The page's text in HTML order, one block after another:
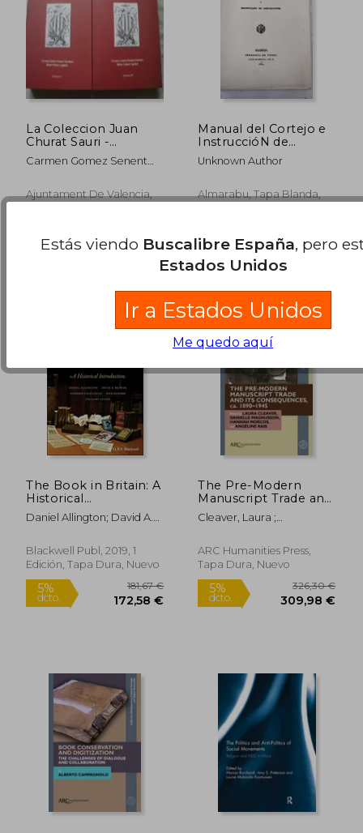
114,00 €
La Coleccion Juan
Churat Sauri -
Catalogo de Obras
Impresas y
Tomos
Carmen Gomez Senent
Aguilar
Ajuntament De Valencia,
Manual del Cortejo e
InstruccióN de
Cortejantes
Unknown Author
Almarabu, Tapa Blanda,
The Book in Britain: A
Historical
Introduction (en
Inglés)
Daniel Allington; David A.
Colclough; Sian Echard
Blackwell Publ, 2019, 1
Edición, Tapa Dura, Nuevo
The Pre-Modern
Manuscript Trade and
Its Consequences, Ca.
1890-1945 (en Inglés)
Cleaver, Laura ;
Morcos, Hannah
ARC Humanities Press,
Tapa Dura, Nuevo
Estás viendo Buscalibre España, pero
Estados Unidos
Ir a Estados Unidos
Me quedo aquí